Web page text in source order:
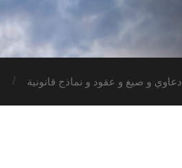
دعاوي و صيغ و عقود و نماذج قانونية